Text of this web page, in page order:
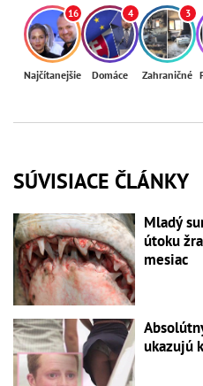
16
Najčítanejšie
4
Domáce
3
Zahraničné
SÚVISIACE ČLÁNKY
Mladý
útoku
mesiac
ukazujú